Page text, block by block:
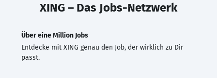
XING – Das Jobs-Netzwerk
Über eine Million Jobs
Entdecke mit XING genau den Job, der wirklich zu Dir
passt.